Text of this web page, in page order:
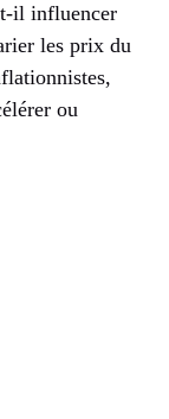
il influencer
les prix du
ou